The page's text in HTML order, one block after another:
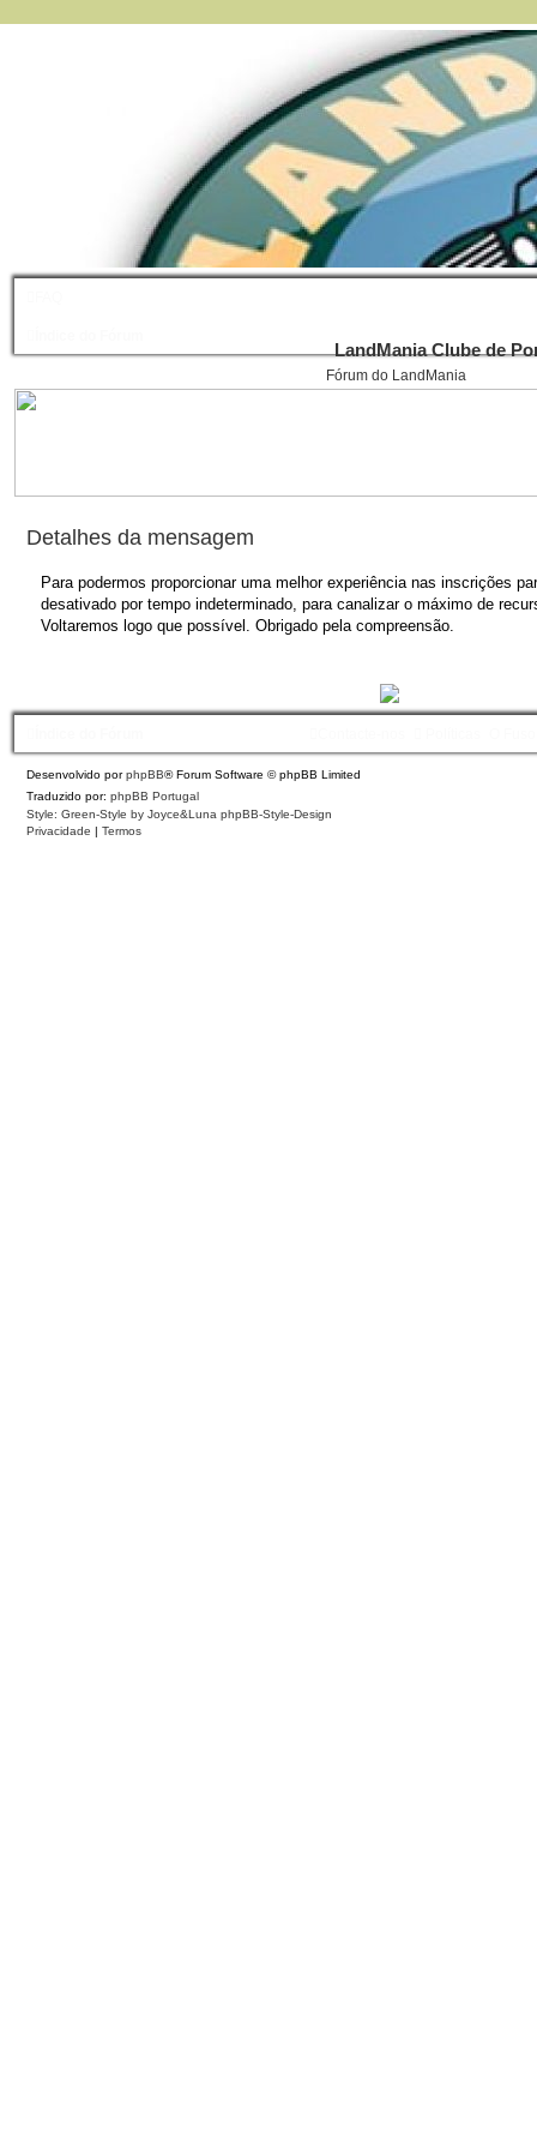
LandMania Clube de
Fórum do LandMania
Detalhes da mensagem
Para podermos proporcionar uma melhor experiência nas inscrições
desativado por tempo indeterminado, para canalizar o máximo de
Voltaremos logo que possível. Obrigado pela compreensão.
Desenvolvido porphpBB® Forum Software © phpBB Limited
Traduzido por: phpBB Portugal
Style: Green-Style by Joyce&Luna phpBB-Style-Design
Privacidade | Termos